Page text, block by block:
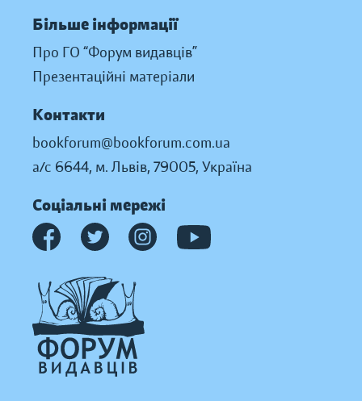
Більше інформації
Про ГО “Форум видавців”
Презентаційні матеріали
Контакти
bookforum@bookforum.com.ua
а/с 6644, м. Львів, 79005, Україна
Соціальні мережі